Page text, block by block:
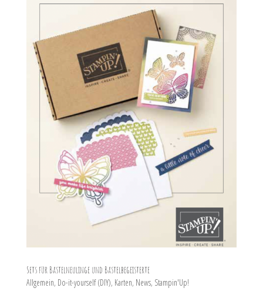
Sets für Bastelneulinge und Bastelbegeisterte
Allgemein, Do-it-yourself (DIY), Karten, News, Stampin'Up!